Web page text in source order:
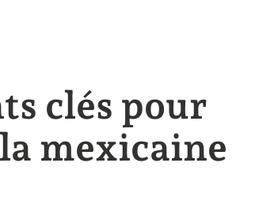
clés pour
mexicaine